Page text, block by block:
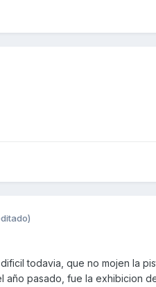
todavia, que no mojen la
pasado, fue la exhibicion